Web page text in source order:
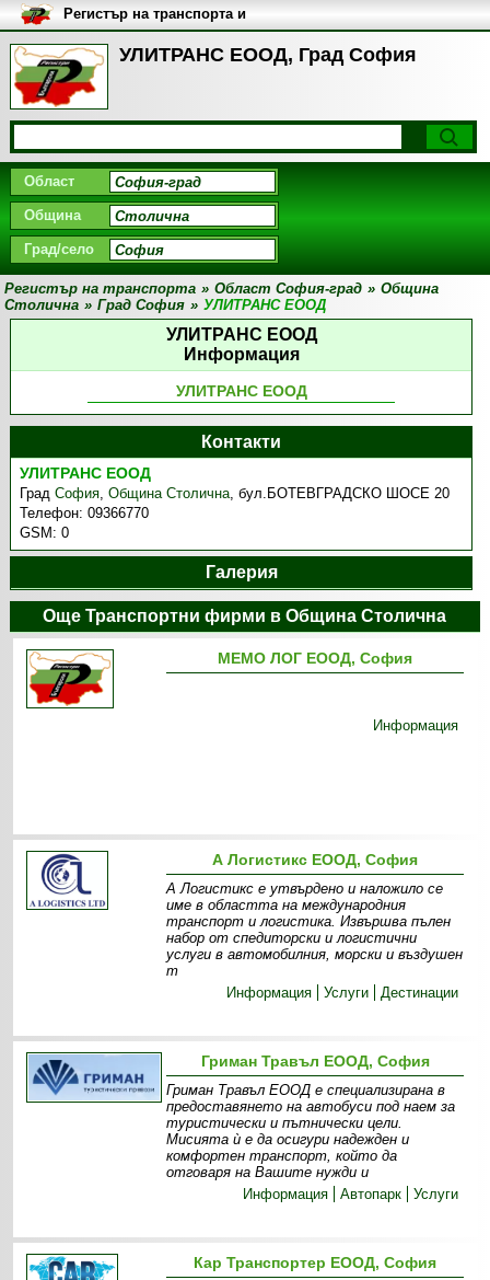
УЛИТРАНС ЕООД, Град София
Регистър на транспорта и
транспортните фирми в
България
Област
Община
Град/село
Регистър на транспорта » Област София-град » Община
Столична » Град София » УЛИТРАНС ЕООД
УЛИТРАНС ЕООД
Информация
УЛИТРАНС ЕООД
Контакти
УЛИТРАНС ЕООД
ГрадСофия,Община Столична,бул.БОТЕВГРАДСКО ШОСЕ 20
Телефон:09366770
GSM:0
Галерия
Още Транспортни фирми в Община Столична
МЕМО ЛОГ ЕООД, София
Информация
А Логистикс ЕООД, София
А Логистикс е утвърдено и наложило се
име в областта на международния
транспорт и логистика. Извършва пълен
набор от спедиторски и логистични
услуги в автомобилния, морски и въздушен
т
Информация
Услуги Дестинации
Гриман Травъл ЕООД, София
Гриман Травъл ЕООД е специализирана в
предоставянето на автобуси под наем за
туристически и пътнически цели.
Мисията ѝ е да осигури надежден и
комфортен транспорт, който да
отговаря на Вашите нужди и
Информация
Автопарк Услуги
Кар Транспортер ЕООД, София